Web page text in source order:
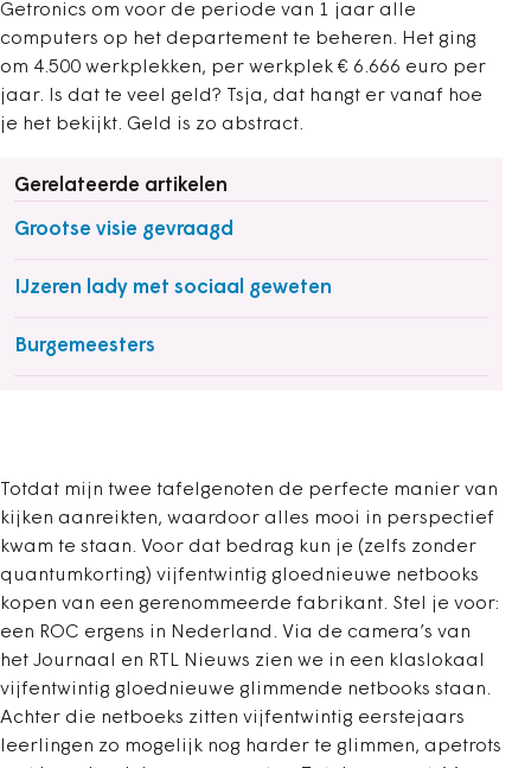
Getronics om voor de periode van 1 jaar alle
computers op het departement te beheren. Het ging
om 4.500 werkplekken, per werkplek € 6.666 euro per
jaar. Is dat te veel geld? Tsja, dat hangt er vanaf hoe
je het bekijkt. Geld is zo abstract.
Gerelateerde artikelen
Grootse visie gevraagd
IJzeren lady met sociaal geweten
Burgemeesters
Totdat mijn twee tafelgenoten de perfecte manier van
kijken aanreikten, waardoor alles mooi in perspectief
kwam te staan. Voor dat bedrag kun je (zelfs zonder
quantumkorting) vijfentwintig gloednieuwe netbooks
kopen van een gerenommeerde fabrikant. Stel je voor:
een ROC ergens in Nederland. Via de camera’s van
het Journaal en RTL Nieuws zien we in een klaslokaal
vijfentwintig gloednieuwe glimmende netbooks staan.
Achter die netboeks zitten vijfentwintig eerstejaars
leerlingen zo mogelijk nog harder te glimmen, apetrots